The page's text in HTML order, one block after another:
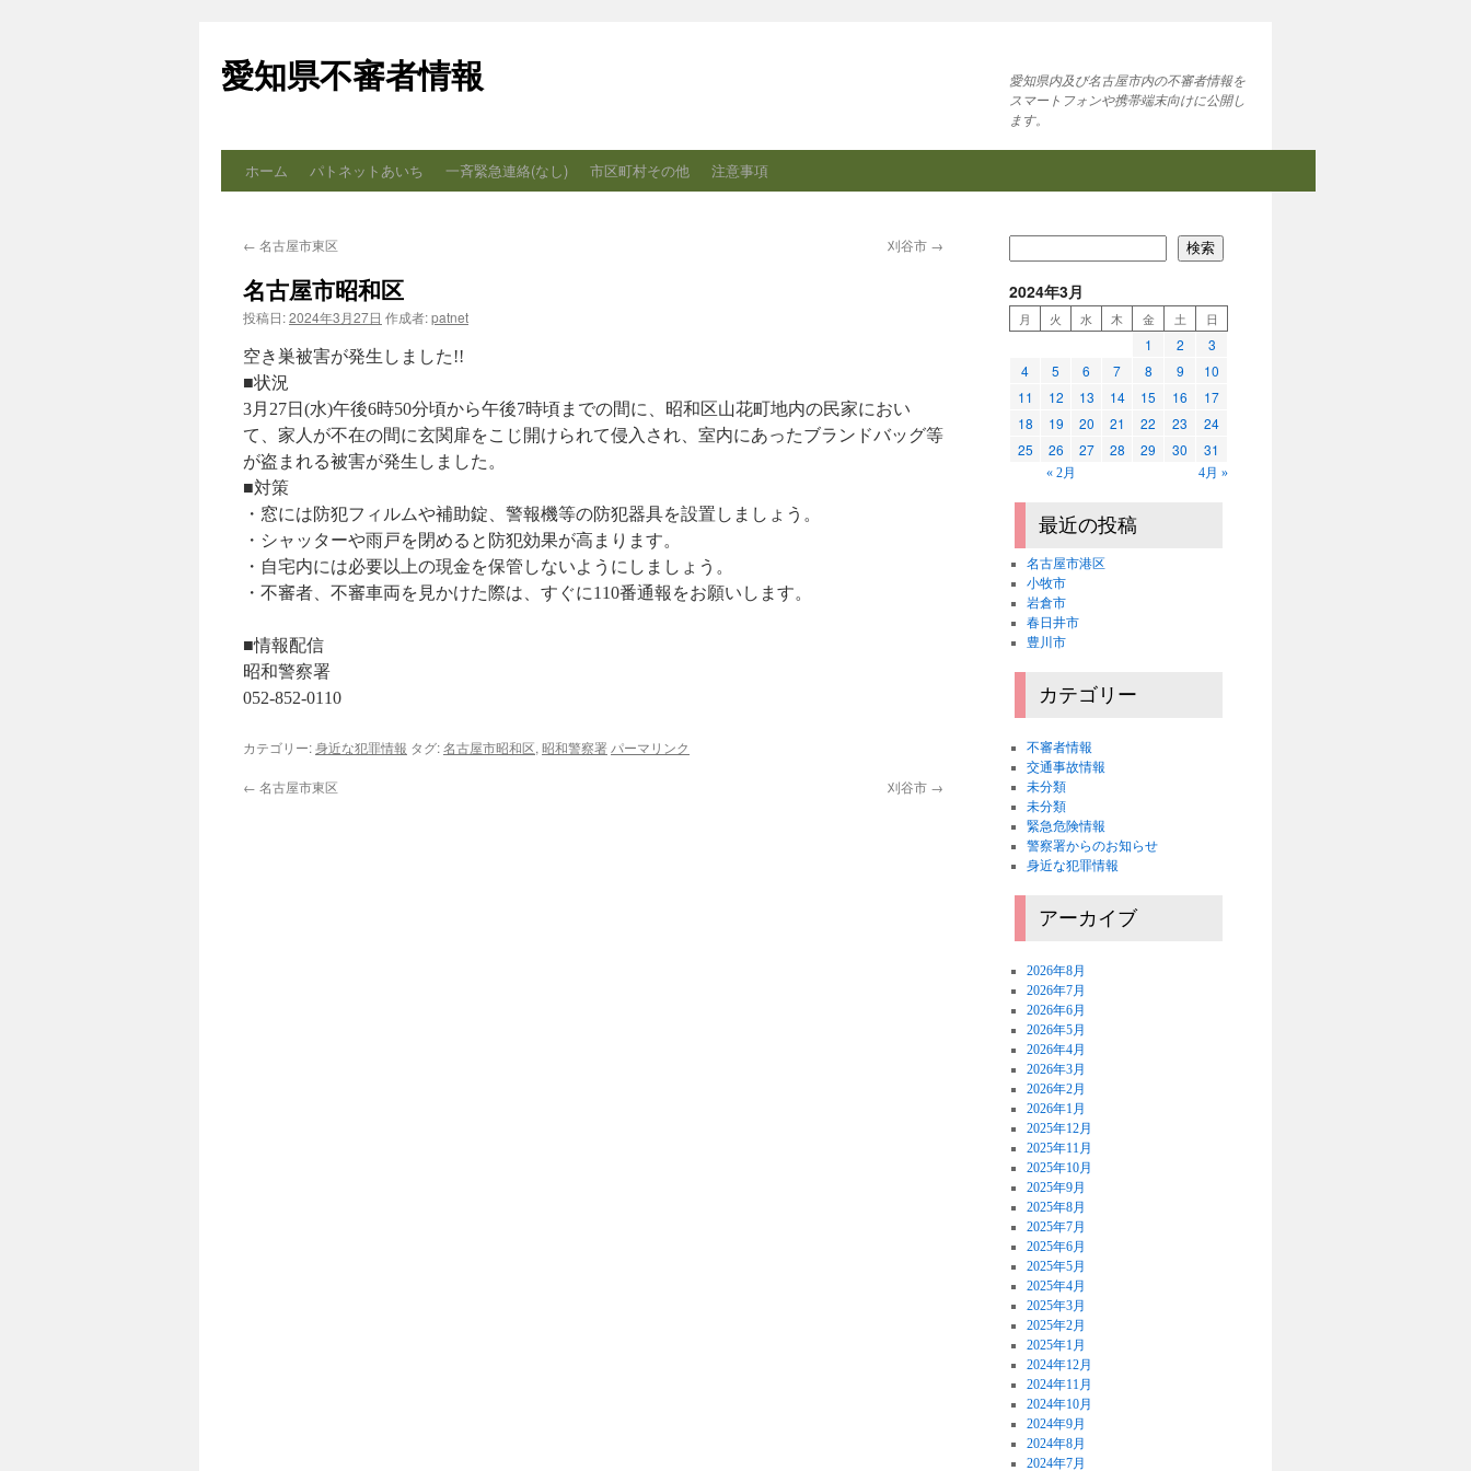
テ
ン
ス
ッ
愛知県不審者情報
愛知県内及び名古屋市内の不審者情報を
スマートフォンや携帯端末向けに公開し
ます。
ホーム パトネットあいち 一斉緊急連絡(なし) 市区町村その他 注意事項
← 名古屋市東区 刈谷市 →
名古屋市昭和区
投稿日:2024年3月27日 作成者:patnet
空き巣被害が発生しました!!
■状況
3月27日(水)午後6時50分頃から午後7時頃までの間に、昭和区山花町地内の民家におい
て、家人が不在の間に玄関扉をこじ開けられて侵入され、室内にあったブランドバッグ等
が盗まれる被害が発生しました。
■対策
・窓には防犯フィルムや補助錠、警報機等の防犯器具を設置しましょう。
・シャッターや雨戸を閉めると防犯効果が高まります。
・自宅内には必要以上の現金を保管しないようにしましょう。
・不審者、不審車両を見かけた際は、すぐに110番通報をお願いします。
■情報配信
昭和警察署
052-852-0110
カテゴリー:身近な犯罪情報 タグ:名古屋市昭和区, 昭和警察署 パーマリンク
← 名古屋市東区 刈谷市 →
検索
2024年3月
月 火 水 木 金 土 日
1 2
3
4
5 6 7 8 9
10
11
12 13 14 15 16
17
18
19 20 21 22 23
24
25
26 27 28 29 30 31
« 2月 4月 »
最近の投稿
名古屋市港区
小牧市
岩倉市
春日井市
豊川市
カテゴリー
不審者情報
交通事故情報
未分類
未分類
緊急危険情報
警察署からのお知らせ
身近な犯罪情報
アーカイブ
2026年8月
2026年7月
2026年6月
2026年5月
2026年4月
2026年3月
2026年2月
2026年1月
2025年12月
2025年11月
2025年10月
2025年9月
2025年8月
2025年7月
2025年6月
2025年5月
2025年4月
2025年3月
2025年2月
2025年1月
2024年12月
2024年11月
2024年10月
2024年9月
2024年8月
2024年7月